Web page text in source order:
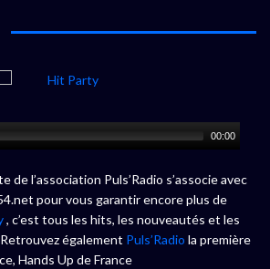
00:00
de l’association Puls’Radio s’associe avec
pour vous garantir encore plus de
, c’est tous les hits, les nouveautés et les
également Puls’Radio la première
Hands Up de France